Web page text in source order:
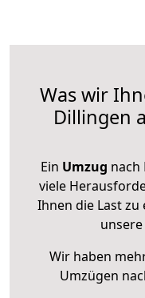
Was wir
Dillingen
Ein Umzug nach
viele
Ihnen die Last
Wir haben
Umzügen